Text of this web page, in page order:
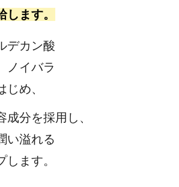
します。
デカン酸
ノイバラ
め、
成分を採用し、
い溢れる
します。